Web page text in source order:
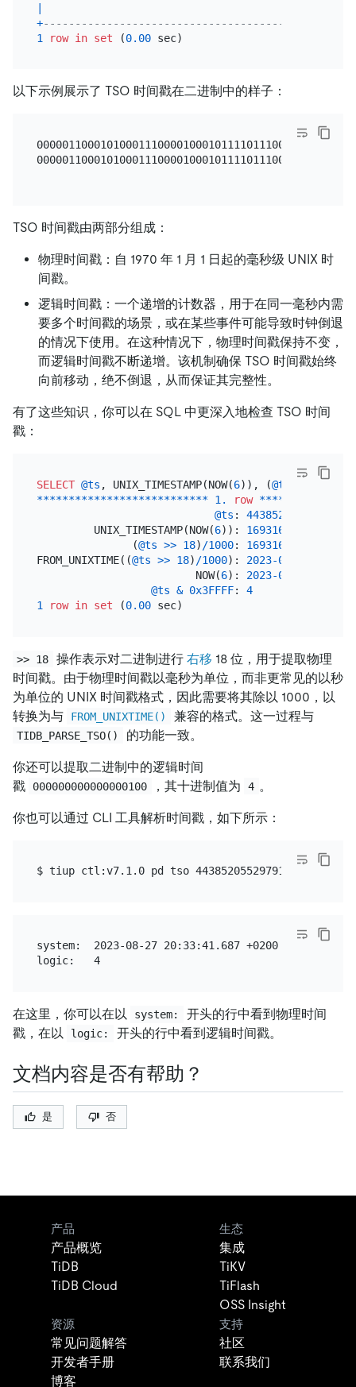
|
+--------------------------------------------+
1
row in set (0.00
以下示例展示了 TSO 时间戳在二进制中的样子：
TSO 时间戳由两部分组成：
物理时间戳：自 1970 年 1 月 1 日起的毫秒级 UNIX 时
间戳。
逻辑时间戳：一个递增的计数器，用于在同一毫秒内需
要多个时间戳的场景，或在某些事件可能导致时钟倒退
的情况下使用。在这种情况下，物理时间戳保持不变，
而逻辑时间戳不断递增。该机制确保 TSO 时间戳始终
向前移动，绝不倒退，从而保证其完整性。
有了这些知识，你可以在 SQL 中更深入地检查 TSO 时间
戳：
SELECT @ts , UNIX_TIMESTAMP(NOW(6)), (@ts
*************************** 1. row ****
@ts :
         UNIX_TIMESTAMP(NOW(
6)): 1693161835.502954
               (
@ts >> 18) /1000: 1693161221.6870
FROM_UNIXTIME((@ts >> 18) /1000): 2023-08
                         NOW(
6): 2023-08
@ts & 0x3FFFF: 4
1
row in set (0.00
>> 18 操作表示对二进制进行 右移 18 位，用于提取物理
时间戳。由于物理时间戳以毫秒为单位，而非更常见的以秒
为单位的 UNIX 时间戳格式，因此需要将其除以 1000，以
转换为与
FROM_UNIXTIME() 兼容的格式。这一过程与
TIDB_PARSE_TSO() 的功能一致。
你还可以提取二进制中的逻辑时间
戳
000000000000000100 ，其十进制值为 4 。
你也可以通过 CLI 工具解析时间戳，如下所示：
system:  2023-08-27 20:33:41.687 +0200 CEST
logic:   4
在这里，你可以在以 system:
开头的行中看到物理时间
戳，在以
logic: 开头的行中看到逻辑时间戳。
文档内容是否有帮助？
是 否
产品
产品概览
TiDB
TiDB Cloud
生态
集成
TiKV
TiFlash
OSS Insight
资源
常见问题解答
开发者手册
博客
支持
社区
联系我们